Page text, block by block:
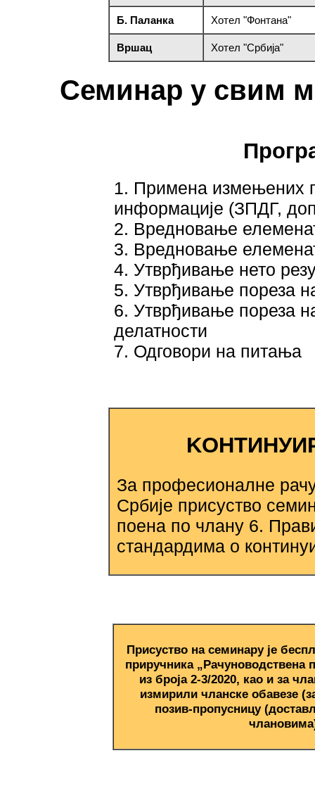
Б. Паланка Хотел "Фонтана"
Вршац Хотел "Србија"
Семинар у свим
1. Примена измењених
информације (ЗПДГ,
2. Вредновање
3. Вредновање
4. Утврђивање нето
5. Утврђивање пореза
6. Утврђивање пореза
делатности
7. Одговори на питања
За професионалне
Србије присуство
поена по члану 6.
стандардима о
Присуство на семинару је
приручника „Рачуноводствена
из броја 2-3/2020, као и за
измирили чланске обавезе
позив-пропусницу